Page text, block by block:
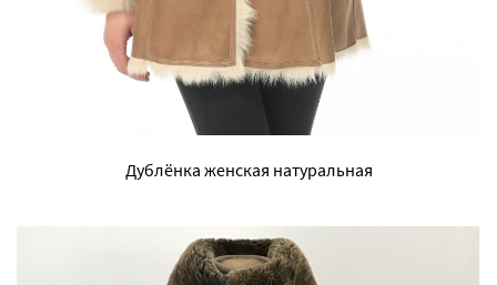
Дублёнка женская натуральная